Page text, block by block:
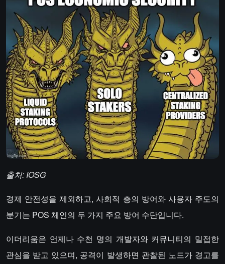
출처: IOSG
경제 안전성을 제외하고, 사회적 층의 방어와 사용자 주도의
분기는 POS 체인의 두 가지 주요 방어 수단입니다.
이더리움은 언제나 수천 명의 개발자와 커뮤니티의 밀접한
관심을 받고 있으며, 공격이 발생하면 관찰된 노드가 경고를